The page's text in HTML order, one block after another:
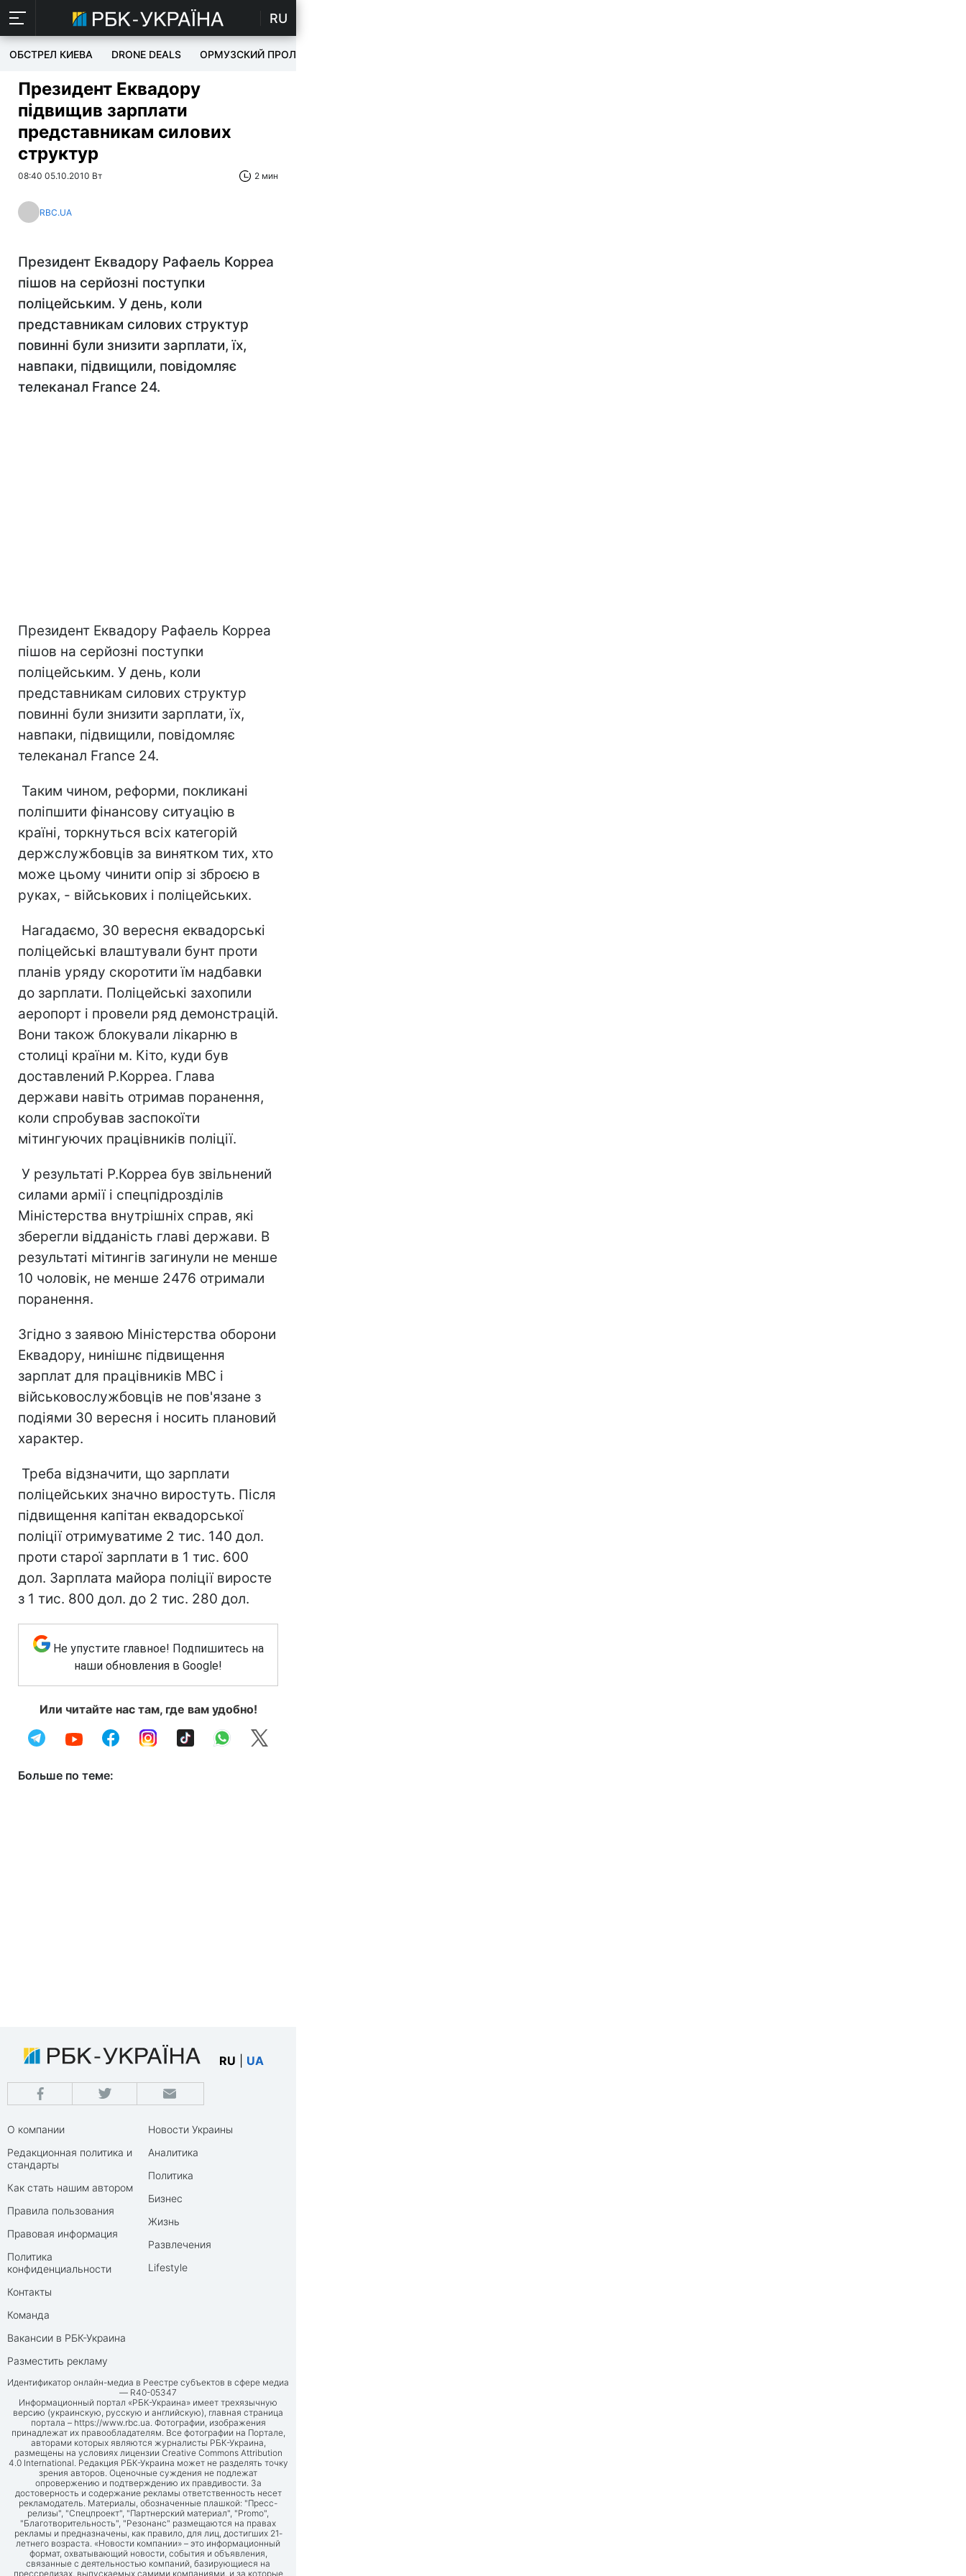
RU
ОБСТРЕЛ КИЕВА DRONE DEALS ОРМУЗСКИЙ ПРОЛИВ
Президент Еквадору
підвищив зарплати
представникам силових
структур
08:40 05.10.2010 Вт 2 мин
RBC.UA
Президент Еквадору Рафаель Корреа
пішов на серйозні поступки
поліцейським. У день, коли
представникам силових структур
повинні були знизити зарплати, їх,
навпаки, підвищили, повідомляє
телеканал France 24.
Президент Еквадору Рафаель Корреа
пішов на серйозні поступки
поліцейським. У день, коли
представникам силових структур
повинні були знизити зарплати, їх,
навпаки, підвищили, повідомляє
телеканал France 24.
Таким чином, реформи, покликані
поліпшити фінансову ситуацію в
країні, торкнуться всіх категорій
держслужбовців за винятком тих, хто
може цьому чинити опір зі зброєю в
руках, - військових і поліцейських.
Нагадаємо, 30 вересня еквадорські
поліцейські влаштували бунт проти
планів уряду скоротити їм надбавки
до зарплати. Поліцейські захопили
аеропорт і провели ряд демонстрацій.
Вони також блокували лікарню в
столиці країни м. Кіто, куди був
доставлений Р.Корреа. Глава
держави навіть отримав поранення,
коли спробував заспокоїти
мітингуючих працівників поліції.
У результаті Р.Корреа був звільнений
силами армії і спецпідрозділів
Міністерства внутрішніх справ, які
зберегли відданість главі держави. В
результаті мітингів загинули не менше
10 чоловік, не менше 2476 отримали
поранення.
Згідно з заявою Міністерства оборони
Еквадору, нинішнє підвищення
зарплат для працівників МВС і
військовослужбовців не пов'язане з
подіями 30 вересня і носить плановий
характер.
Треба відзначити, що зарплати
поліцейських значно виростуть. Після
підвищення капітан еквадорської
поліції отримуватиме 2 тис. 140 дол.
проти старої зарплати в 1 тис. 600
дол. Зарплата майора поліції виросте
з 1 тис. 800 дол. до 2 тис. 280 дол.
Не упустите главное! Подпишитесь на
наши обновления в Google!
Или читайте нас там, где вам удобно!
Больше по теме:
RU UA
О компании
Редакционная политика и
стандарты
Как стать нашим автором
Правила пользования
Правовая информация
Политика
конфиденциальности
Контакты
Команда
Вакансии в РБК-Украина
Разместить рекламу
Новости Украины
Аналитика
Политика
Бизнес
Жизнь
Развлечения
Lifestyle
Идентификатор онлайн-медиа в Реестре субъектов в сфере медиа
— R40-05347
Информационный портал «РБК-Украина» имеет трехязычную
версию (украинскую, русскую и английскую), главная страница
портала – https://www.rbc.ua. Фотографии, изображения
принадлежат их правообладателям. Все фотографии на Портале,
авторами которых являются журналисты РБК-Украина,
размещены на условиях лицензии Creative Commons Attribution
4.0 International. Редакция РБК-Украина может не разделять точку
зрения авторов. Оценочные суждения не подлежат
опровержению и подтверждению их правдивости. За
достоверность и содержание рекламы ответственность несет
рекламодатель. Материалы, обозначенные плашкой: "Пресс-
релизы", "Спецпроект", "Партнерский материал", "Promo",
"Благотворительность", "Резонанс" размещаются на правах
рекламы и предназначены, как правило, для лиц, достигших 21-
летнего возраста. «Новости компании» – это информационный
формат, охватывающий новости, события и объявления,
связанные с деятельностью компаний, базирующиеся на
прессрелизах, выпускаемых самими компаниями, и за которые